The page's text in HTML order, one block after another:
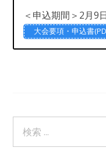
＜申込期間＞2月9
大会要項・申込書